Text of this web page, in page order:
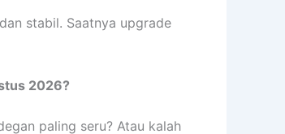
stabil. Saatnya upgrade
2026?
paling seru? Atau kalah